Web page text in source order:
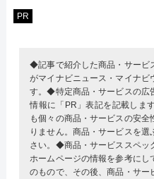
PR
◆記事で紹介した商品・サービ
がマイナビニュース・マイナビ
す。◆特定商品・サービスの広
情報に「PR」表記を記載しま
も個々の商品・サービスの安
りません。商品・サービスを
さい。◆商品・サービススペッ
ホームページの情報を参考に
のもので、その後、商品・サー